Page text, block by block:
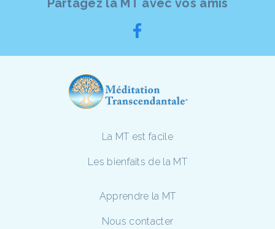
La MT est facile
Les bienfaits de la MT
Apprendre la MT
Nous contacter